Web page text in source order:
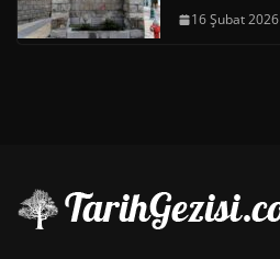
16 Şubat 2026